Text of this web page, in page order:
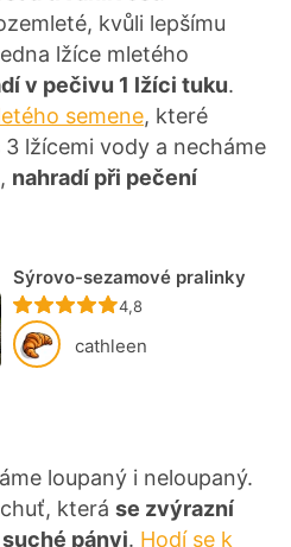
kvůli lepšímu
lžíce mletého
v pečivu 1 lžíci tuku.
semene, které
lžícemi vody a necháme
nahradí při pečení
Sýrovo-sezamové pralinky
Recept ještě nebyl
4,8
cathleen
loupaný i neloupaný.
která se zvýrazní
pánvi. Hodí se k